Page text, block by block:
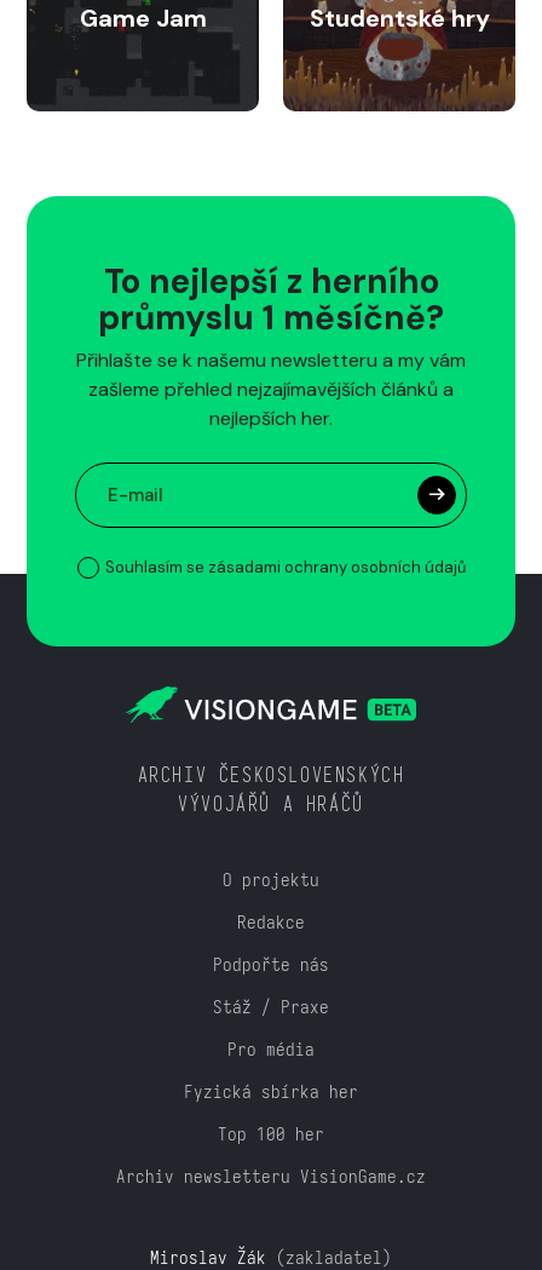
Game Jam Studentské hry
To nejlepší z herního
průmyslu 1 měsíčně?
Přihlašte se k našemu newsletteru a my vám
zašleme přehled nejzajímavějších článků a
nejlepších her.
Souhlasím se zásadami ochrany osobních údajů
ARCHIV ČESKOSLOVENSKÝCH
VÝVOJÁŘŮ A HRÁČŮ
O projektu
Redakce
Podpořte nás
Stáž / Praxe
Pro média
Fyzická sbírka her
Top 100 her
Archiv newsletteru VisionGame.cz
Miroslav Žák (zakladatel)